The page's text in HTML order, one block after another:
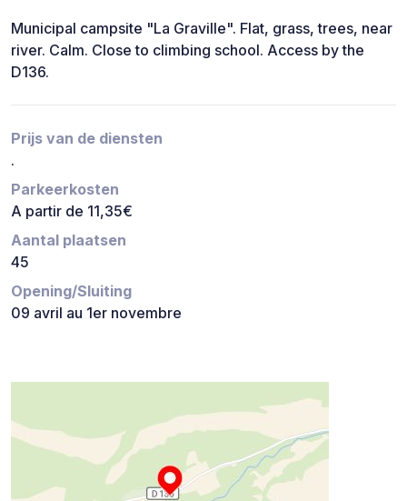
Municipal campsite "La Graville". Flat, grass, trees, near
river. Calm. Close to climbing school. Access by the
D136.
Prijs van de diensten
.
Parkeerkosten
A partir de 11,35€
Aantal plaatsen
45
Opening/Sluiting
09 avril au 1er novembre